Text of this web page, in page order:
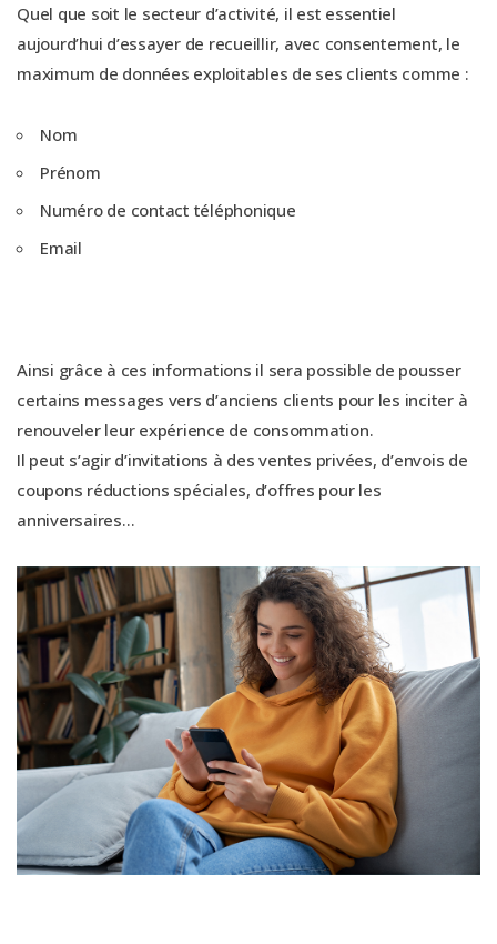
Quel que soit le secteur d’activité, il est essentiel
aujourd’hui d’essayer de recueillir, avec consentement, le
maximum de données exploitables de ses clients comme :
Nom
Prénom
Numéro de contact téléphonique
Email
Ainsi grâce à ces informations il sera possible de pousser
certains messages vers d’anciens clients pour les inciter à
renouveler leur expérience de consommation.
Il peut s’agir d’invitations à des ventes privées, d’envois de
coupons réductions spéciales, d’offres pour les
anniversaires…